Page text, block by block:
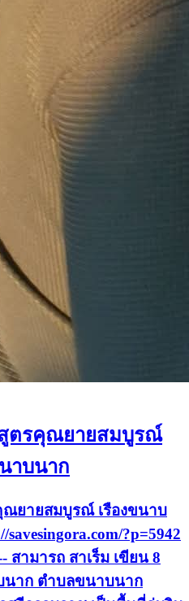
ตรคุณยายสมบูรณ์
าบนาก
ยายสมบูรณ์ เรืองขนาบ
?p=5942
สามารถ สาเร็ม เขียน 8
นาก ตำบลขนาบนาก